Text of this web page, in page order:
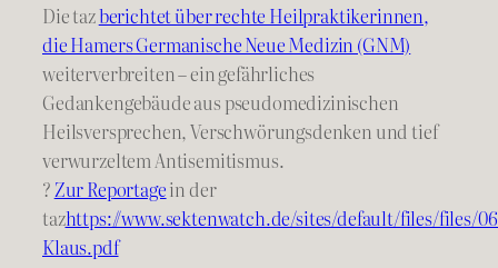
Die tazberichtet über rechte Heilpraktikerinnen,
die Hamers Germanische Neue Medizin (GNM)
weiterverbreiten – ein gefährliches
Gedankengebäude aus pseudomedizinischen
Heilsversprechen, Verschwörungsdenken und tief
verwurzeltem Antisemitismus.
? Zur Reportagein der
tazhttps://www.sektenwatch.de/sites/default/files/files/
Klaus.pdf